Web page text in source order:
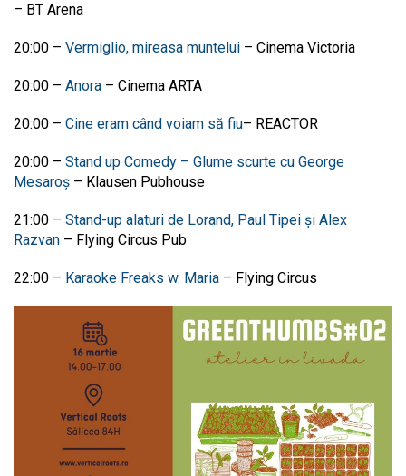
– BT Arena
20:00 – Vermiglio, mireasa muntelui – Cinema Victoria
20:00 – Anora – Cinema ARTA
20:00 – Cine eram când voiam să fiu– REACTOR
20:00 – Stand up Comedy – Glume scurte cu George
Mesaroș – Klausen Pubhouse
21:00 – Stand-up alaturi de Lorand, Paul Tipei și Alex
Razvan – Flying Circus Pub
22:00 – Karaoke Freaks w. Maria – Flying Circus